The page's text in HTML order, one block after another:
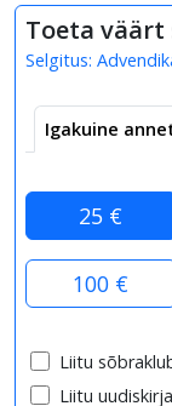
Toeta väärt
Selgitus:
Igakuine
25 €
100 €
Liitu
Liitu